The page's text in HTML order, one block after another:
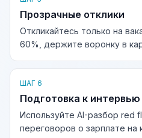
Прозрачные отклики
Откликайтесь только на
60%, держите воронку в
ШАГ 6
Подготовка к интервью
Используйте AI-разбор red
переговоров о зарплате